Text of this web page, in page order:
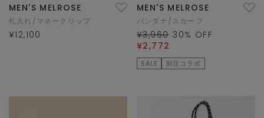
MEN'S MELROSE
札入れ/マネークリップ
¥12,100
MEN'S MELROSE
バンダナ/スカーフ
¥3,960 30% OFF
¥2,772
SALE 別注コラボ